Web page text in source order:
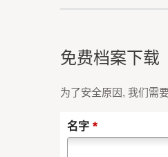
免费档案下载
为了安全原因, 我们需
名字 *